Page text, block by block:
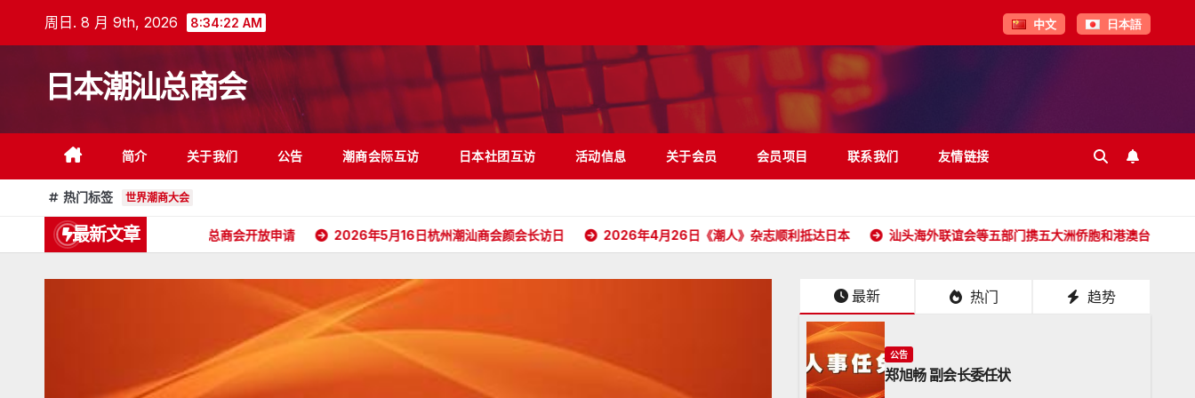
周日. 8 月 9th, 2026 8:34:23 AM 中文 日本語
日本潮汕总商会
简介 关于我们 公告 潮商会际互访 日本社团互访 活动信息 关于会员 会员项目 联系我们 友情链接
热门标签 世界潮商大会
最新文章
日本潮汕总商会开放申请 2026年5月16日杭州潮汕商会颜会长访日 2026年4月26日《潮人》杂志顺利抵达日本 汕头海外联谊会等五部门携五大洲侨胞和港澳台同胞向全球潮人拜年
最新 热门 趋势
公告
郑旭畅 副会长委任状